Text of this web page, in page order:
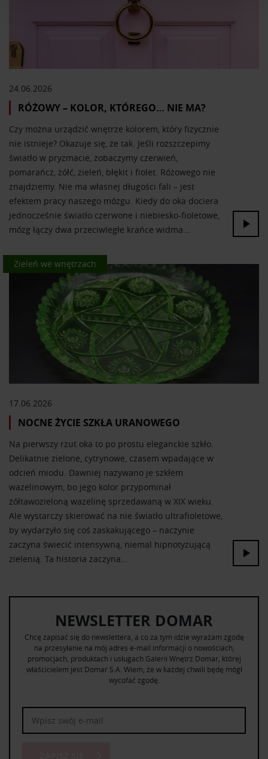
i reklam, aby oferować funkcje społecznościowe i
analizować ruch w naszej witrynie. Informacje o tym, jak
korzystasz z naszej witryny, udostępniamy partnerom
społecznościowym, reklamowym i analitycznym.
Partnerzy mogą połączyć te informacje z innymi danymi
korzystania z ich usług.
24.06.2026
RÓŻOWY – KOLOR, KTÓREGO… NIE MA?
Czy można urządzić wnętrze kolorem, który fizycznie
nie istnieje? Okazuje się, że tak. Jeśli rozszczepimy
światło w pryzmacie, zobaczymy czerwień,
pomarańcz, żółć, zieleń, błękit i fiolet. Różowego nie
znajdziemy. Nie ma własnej długości fali – jest
efektem pracy naszego mózgu. Kiedy do oka dociera
jednocześnie światło czerwone i niebiesko-fioletowe,
mózg łączy dwa przeciwległe krańce widma…
Kolor we wnętrzach
Zieleń we wnętrzach
17.06.2026
NOCNE ŻYCIE SZKŁA URANOWEGO
Na pierwszy rzut oka to po prostu eleganckie szkło.
Delikatnie zielone, cytrynowe, czasem wpadające w
odcień miodu. Dawniej nazywano je szkłem
wazelinowym, bo jego kolor przypominał
żółtawozieloną wazelinę sprzedawaną w XIX wieku.
Ale wystarczy skierować na nie światło ultrafioletowe,
by wydarzyło się coś zaskakującego – naczynie
zaczyna świecić intensywną, niemal hipnotyzującą
zielenią. Ta historia zaczyna…
NEWSLETTER DOMAR
Chcę zapisać się do newslettera, a co za tym idzie wyrażam zgodę
na przesyłanie na mój adres e-mail informacji o nowościach,
promocjach, produktach i usługach Galerii Wnętrz Domar, której
właścicielem jest Domar S.A. Wiem, że w każdej chwili będę mógł
wycofać zgodę.